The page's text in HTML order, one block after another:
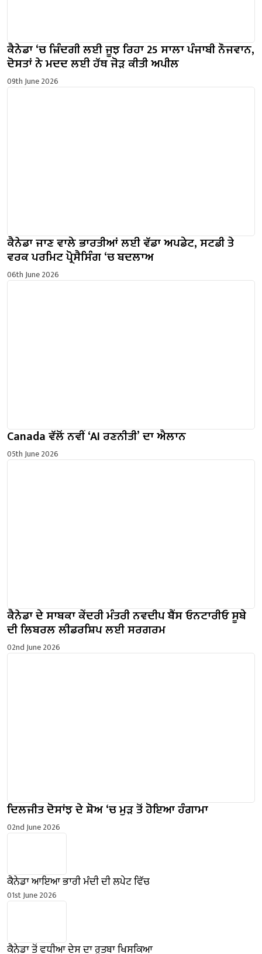
ਕੈਨੇਡਾ ‘ਚ ਜ਼ਿੰਦਗੀ ਲਈ ਜੂਝ ਰਿਹਾ 25 ਸਾਲਾ ਪੰਜਾਬੀ ਨੌਜਵਾਨ,
ਦੋਸਤਾਂ ਨੇ ਮਦਦ ਲਈ ਹੱਥ ਜੋੜ ਕੀਤੀ ਅਪੀਲ
09th June 2026
ਕੈਨੇਡਾ ਜਾਣ ਵਾਲੇ ਭਾਰਤੀਆਂ ਲਈ ਵੱਡਾ ਅਪਡੇਟ, ਸਟਡੀ ਤੇ
ਵਰਕ ਪਰਮਿਟ ਪ੍ਰੋਸੈਸਿੰਗ ‘ਚ ਬਦਲਾਅ
06th June 2026
Canada ਵੱਲੋਂ ਨਵੀਂ ‘AI ਰਣਨੀਤੀ’ ਦਾ ਐਲਾਨ
05th June 2026
ਕੈਨੇਡਾ ਦੇ ਸਾਬਕਾ ਕੇਂਦਰੀ ਮੰਤਰੀ ਨਵਦੀਪ ਬੈਂਸ ਓਨਟਾਰੀਓ ਸੂਬੇ
ਦੀ ਲਿਬਰਲ ਲੀਡਰਸ਼ਿਪ ਲਈ ਸਰਗਰਮ
02nd June 2026
ਦਿਲਜੀਤ ਦੋਸਾਂਝ ਦੇ ਸ਼ੋਅ ‘ਚ ਮੁੜ ਤੋਂ ਹੋਇਆ ਹੰਗਾਮਾ
02nd June 2026
ਕੈਨੇਡਾ ਆਇਆ ਭਾਰੀ ਮੰਦੀ ਦੀ ਲਪੇਟ ਵਿੱਚ
01st June 2026
ਕੈਨੇਡਾ ਤੋਂ ਵਧੀਆ ਦੇਸ ਦਾ ਰੁਤਬਾ ਖਿਸਕਿਆ